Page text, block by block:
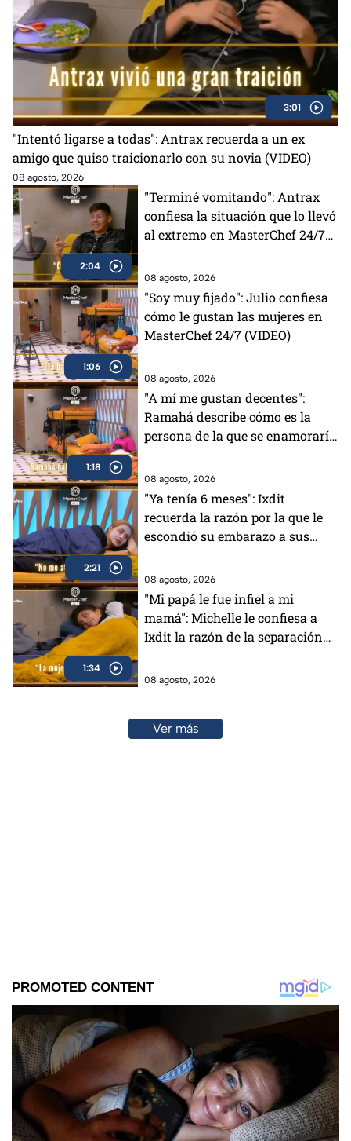
3:01
"Intentó ligarse a todas": Antrax recuerda a un ex
amigo que quiso traicionarlo con su novia (VIDEO)
08 agosto, 2026
2:04
"Terminé vomitando": Antrax
confiesa la situación que lo llevó
al extremo en MasterChef 24/7
08 agosto, 2026
1:06
"Soy muy fijado": Julio confiesa
cómo le gustan las mujeres en
MasterChef 24/7 (VIDEO)
08 agosto, 2026
1:18
"A mí me gustan decentes":
Ramahá describe cómo es la
persona de la que se enamoraría
08 agosto, 2026
2:21
"Ya tenía 6 meses": Ixdit
recuerda la razón por la que le
escondió su embarazo a sus
(VIDEO)
08 agosto, 2026
1:34
"Mi papá le fue infiel a mi
mamá": Michelle le confiesa a
Ixdit la razón de la separación
24/7 (VIDEO)
08 agosto, 2026
Ver más